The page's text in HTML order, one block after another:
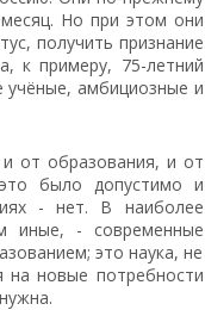
Но при этом они
получить признание
к примеру, 75-летний
учёные, амбициозные и
от образования, и от
это было допустимо и
- нет. В наиболее
иные, - современные
это наука, не
на новые потребности